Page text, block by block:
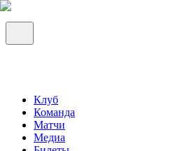
Клуб
Команда
Матчи
Медиа